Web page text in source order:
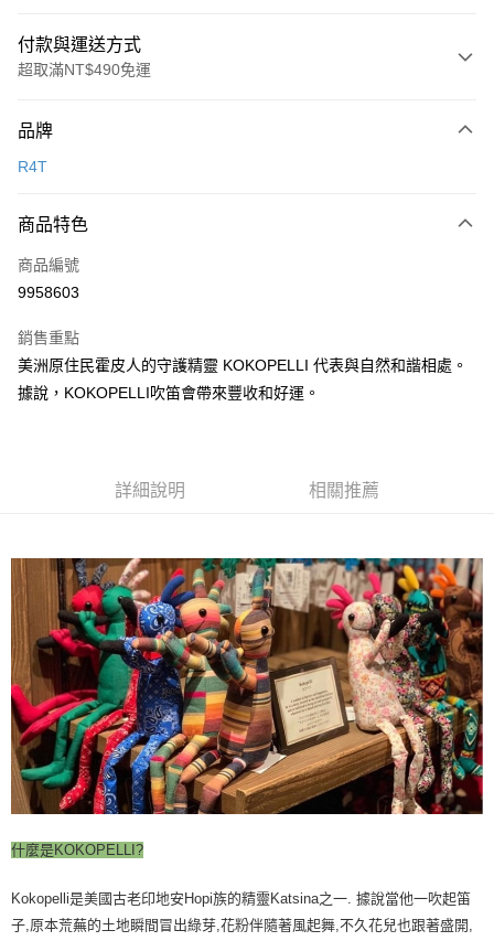
付款與運送方式
超取滿NT$490免運
信用卡一次付款
3 期 0 利率 每期
合作金庫商業銀行
上海商業儲蓄銀行
臺灣中小企業銀行
匯豐（台灣）商業銀行
華泰商業銀行
聯邦商業銀行
遠東國際商業銀行
台灣樂天信用卡公司
超商取貨付款
LINE Pay
Apple Pay
ATM付款
每筆NT$60，滿NT$490(含以上)免運費
每筆NT$60，滿NT$490(含以上)免運費
7-11取貨付款
每筆NT$60，滿NT$490(含以上)免運費
付款後7-11取貨
每筆NT$60，滿NT$490(含以上)免運費
宅配
每筆NT$80，滿NT$490(含以上)免運費
每筆NT$80，滿NT$490(含以上)免運費
付款後門市自取
免運費
品牌
R4T
商品特色
商品編號
9958603
銷售重點
美洲原住民霍皮人的守護精靈 KOKOPELLI 代表與自然和諧相處。
據說，KOKOPELLI吹笛會帶來豐收和好運。
詳細說明 相關推薦
什麼是KOKOPELLI?
Kokopelli是美國古老印地安Hopi族的精靈Katsina之一. 據說當他一吹起笛
子,原本荒蕪的土地瞬間冒出綠芽,花粉伴隨著風起舞,不久花兒也跟著盛開,